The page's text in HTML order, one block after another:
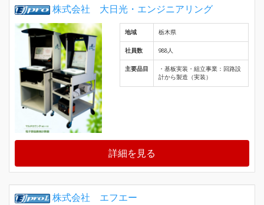
株式会社 大日光・エンジニアリング
地域 栃木県
社員数 988人
主要品目
・基板実装・組立事業：回路設
計から製造（実装）
詳細を見る
株式会社 エフエー